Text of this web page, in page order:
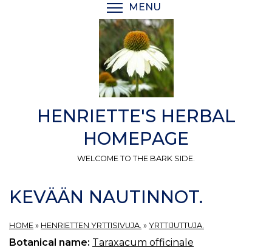
MENU
HENRIETTE'S HERBAL
HOMEPAGE
WELCOME TO THE BARK SIDE.
KEVÄÄN NAUTINNOT.
HOME » HENRIETTEN YRTTISIVUJA. » YRTTIJUTTUJA.
Botanical name: Taraxacum officinale